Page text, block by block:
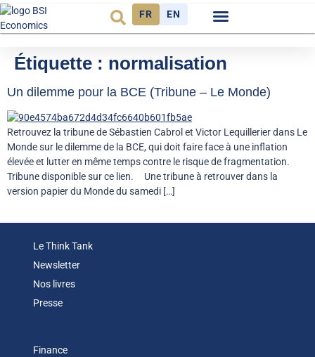
FR EN
Étiquette : normalisation
Un dilemme pour la BCE (Tribune – Le Monde)
Retrouvez la tribune de Sébastien Cabrol et Victor Lequillerier dans Le
Monde sur le dilemme de la BCE, qui doit faire face à une inflation
élevée et lutter en même temps contre le risque de fragmentation.
Tribune disponible sur ce lien. Une tribune à retrouver dans la
version papier du Monde du samedi […]
Le Think Tank
Newsletter
Nos livres
Presse
Finance